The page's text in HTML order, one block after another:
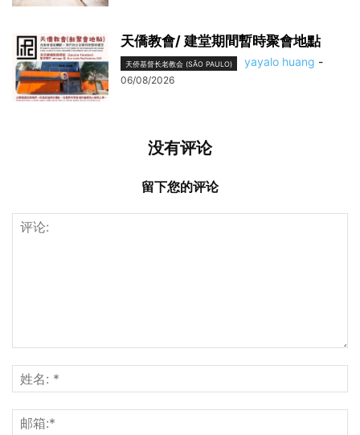
天僑教會/ 建堂期間暫時聚會地點
天侨基督长老教会 (SÃO PAULO) yayalo huang -
06/08/2026
没有评论
留下您的评论